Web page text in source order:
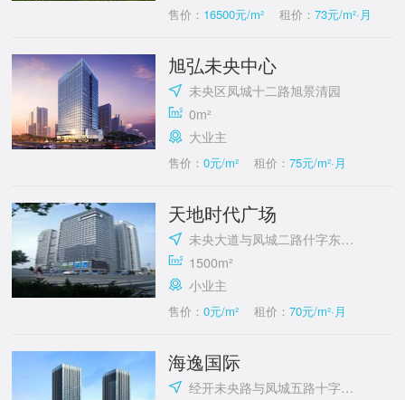
售价： 16500元/m² 租价： 73元/m²·月
旭弘未央中心
未央区凤城十二路旭景清园
0m²
大业主
售价：0元/m² 租价： 75元/m²·月
天地时代广场
未央大道与凤城二路什字东北角
1500m²
小业主
售价：0元/m² 租价： 70元/m²·月
海逸国际
经开未央路与凤城五路十字东北角